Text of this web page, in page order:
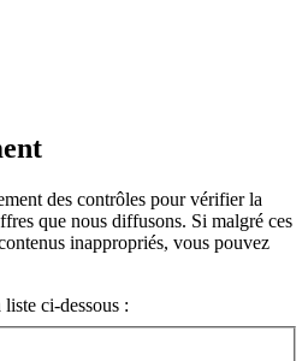
des contrôles pour vérifier la
que nous diffusons. Si malgré ces
inappropriés, vous pouvez
ci-dessous :